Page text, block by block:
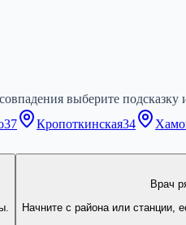
выберите подсказку
37 Кропоткинская34
Врач
Начните с района или станции,